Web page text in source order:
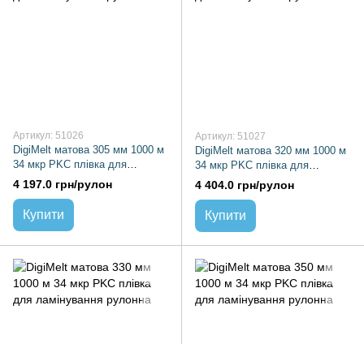
Артикул: 51026
DigiMelt матова 305 мм 1000 м
34 мкр PKC плівка для
ламінування рулонна
4 197.0 грн/рулон
Купити
Артикул: 51027
DigiMelt матова 320 мм 1000 м
34 мкр PKC плівка для
ламінування рулонна
4 404.0 грн/рулон
Купити